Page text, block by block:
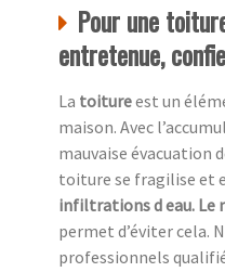
Pour une
entretenue,
La toitureest un
maison. Avec
mauvaise évacuation
toiture se fragilise et
infiltrations d eau. Le
permet d’éviter cela.
professionnels